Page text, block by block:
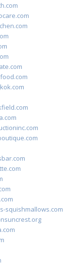
squishmallows.com